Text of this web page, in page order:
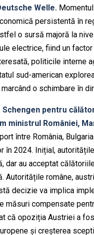
Welle.
persistentă în
o sursă majoră la
electrice, fiind un
politicile interne
sud-american
o schimbare în
pentru
ministrul României,
între România,
2024. Inițial,
dar au acceptat
române,
decizie va implica
măsuri compensate
că opoziția Austriei a
și creșterea